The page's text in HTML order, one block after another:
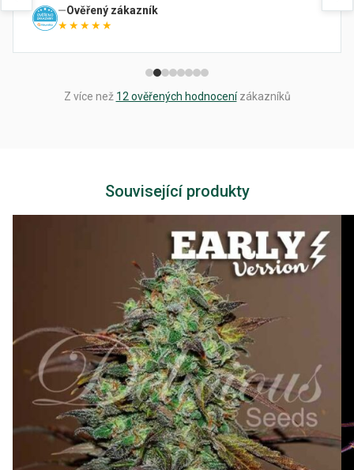
Ověřený zákazník
★★★★★
Z více než 12 ověřených hodnocenízákazníků
Související produkty